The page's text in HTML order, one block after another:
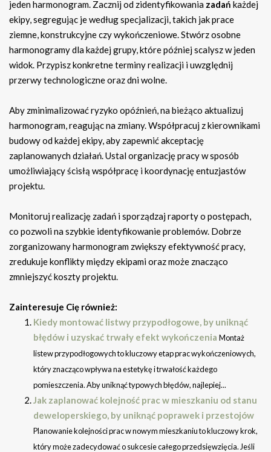
jeden harmonogram. Zacznij od zidentyfikowania zadań każdej
ekipy, segregując je według specjalizacji, takich jak prace
ziemne, konstrukcyjne czy wykończeniowe. Stwórz osobne
harmonogramy dla każdej grupy, które później scalysz w jeden
widok. Przypisz konkretne terminy realizacji i uwzględnij
przerwy technologiczne oraz dni wolne.
Aby zminimalizować ryzyko opóźnień, na bieżąco aktualizuj
harmonogram, reagując na zmiany. Współpracuj z kierownikami
budowy od każdej ekipy, aby zapewnić akceptację
zaplanowanych działań. Ustal organizację pracy w sposób
umożliwiający ścisłą współpracę i koordynację entuzjastów
projektu.
Monitoruj realizację zadań i sporządzaj raporty o postępach,
co pozwoli na szybkie identyfikowanie problemów. Dobrze
zorganizowany harmonogram zwiększy efektywność pracy,
zredukuje konflikty między ekipami oraz może znacząco
zmniejszyć koszty projektu.
Zainteresuje Cię również:
Kiedy montować listwy przypodłogowe, by uniknąć
błędów i uzyskać trwały efekt wykończenia Montaż
listew przypodłogowych to kluczowy etap prac wykończeniowych,
który znacząco wpływa na estetykę i trwałość każdego
pomieszczenia. Aby uniknąć typowych błędów, najlepiej...
Jak zaplanować kolejność prac w mieszkaniu od stanu
deweloperskiego, by uniknąć poprawek i przestojów
Planowanie kolejności prac w nowym mieszkaniu to kluczowy krok,
który może zadecydować o sukcesie całego przedsięwzięcia. Jeśli